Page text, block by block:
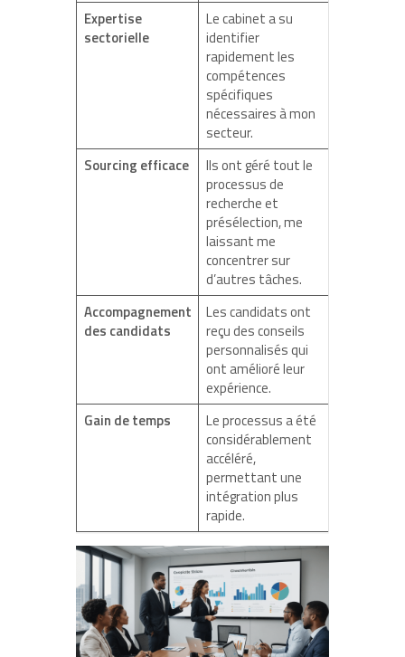
Expertise
sectorielle
Le cabinet a su
identifier
rapidement les
compétences
spécifiques
nécessaires à mon
secteur.
Sourcing efficace
Ils ont géré tout le
processus de
recherche et
présélection, me
laissant me
concentrer sur
d’autres tâches.
Accompagnement
des candidats
Les candidats ont
reçu des conseils
personnalisés qui
ont amélioré leur
expérience.
Gain de temps
Le processus a été
considérablement
accéléré,
permettant une
intégration plus
rapide.